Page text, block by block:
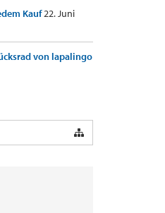
Kauf22. Juni
von lapalingo